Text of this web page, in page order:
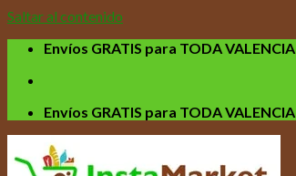
Saltar al contenido
Envíos GRATIS para TODA VALENCIA
Envíos GRATIS para TODA VALENCIA